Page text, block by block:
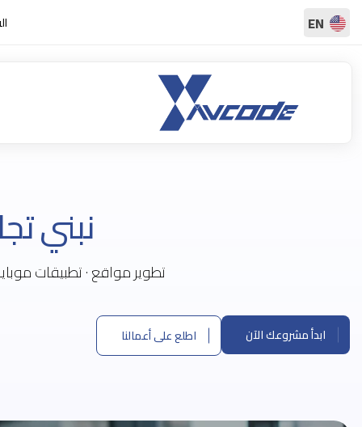
EN
نبني
ابدأ مشروعك الآن اطلع على أعمالنا